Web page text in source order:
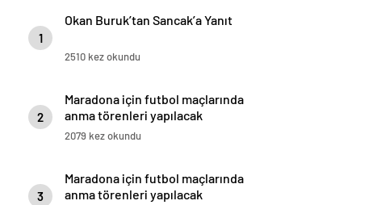
1
Okan Buruk’tan Sancak’a Yanıt
2510 kez okundu
2
Maradona için futbol maçlarında
anma törenleri yapılacak
2079 kez okundu
3
Maradona için futbol maçlarında
anma törenleri yapılacak